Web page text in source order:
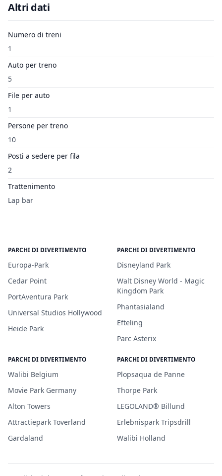
Altri dati
Numero di treni
1
Auto per treno
5
File per auto
1
Persone per treno
10
Posti a sedere per fila
2
Trattenimento
Lap bar
PARCHI DI DIVERTIMENTO
Europa-Park
Cedar Point
PortAventura Park
Universal Studios Hollywood
Heide Park
PARCHI DI DIVERTIMENTO
Disneyland Park
Walt Disney World - Magic
Kingdom Park
Phantasialand
Efteling
Parc Asterix
PARCHI DI DIVERTIMENTO
Walibi Belgium
Movie Park Germany
Alton Towers
Attractiepark Toverland
Gardaland
PARCHI DI DIVERTIMENTO
Plopsaqua de Panne
Thorpe Park
LEGOLAND® Billund
Erlebnispark Tripsdrill
Walibi Holland